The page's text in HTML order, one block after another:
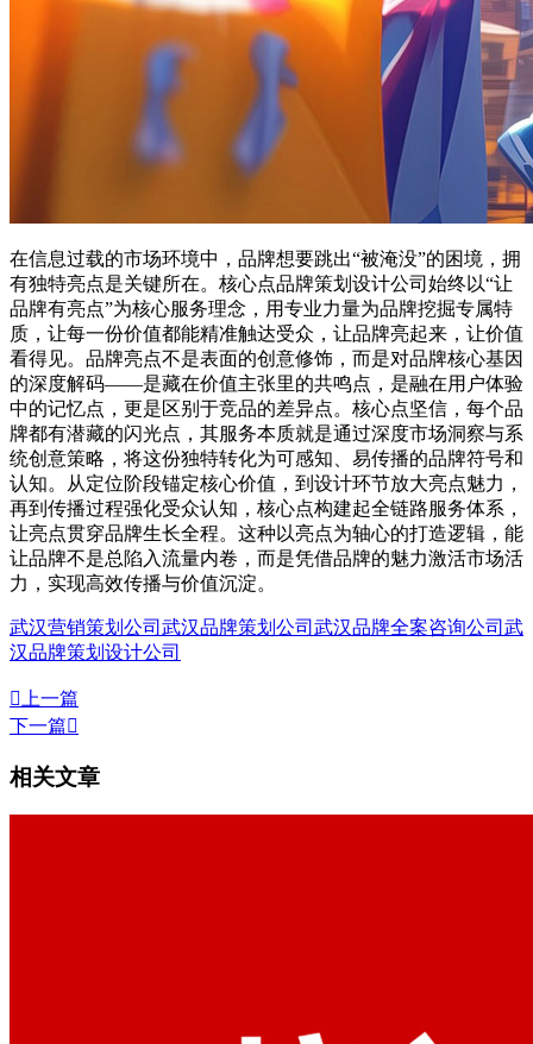
在信息过载的市场环境中，品牌想要跳出“被淹没”的困境，拥
有独特亮点是关键所在。核心点品牌策划设计公司始终以“让
品牌有亮点”为核心服务理念，用专业力量为品牌挖掘专属特
质，让每一份价值都能精准触达受众，让品牌亮起来，让价值
看得见。品牌亮点不是表面的创意修饰，而是对品牌核心基因
的深度解码——是藏在价值主张里的共鸣点，是融在用户体验
中的记忆点，更是区别于竞品的差异点。核心点坚信，每个品
牌都有潜藏的闪光点，其服务本质就是通过深度市场洞察与系
统创意策略，将这份独特转化为可感知、易传播的品牌符号和
认知。从定位阶段锚定核心价值，到设计环节放大亮点魅力，
再到传播过程强化受众认知，核心点构建起全链路服务体系，
让亮点贯穿品牌生长全程。这种以亮点为轴心的打造逻辑，能
让品牌不是总陷入流量内卷，而是凭借品牌的魅力激活市场活
力，实现高效传播与价值沉淀。
武汉营销策划公司 武汉品牌策划公司 武汉品牌全案咨询公司 武
汉品牌策划设计公司
 上一篇
下一篇
相关文章